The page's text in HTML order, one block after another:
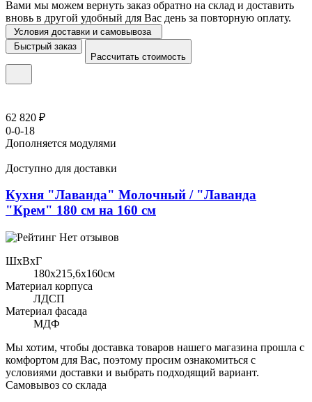
Вами мы можем вернуть заказ обратно на склад и доставить
вновь в другой удобный для Вас день за повторную оплату.
Условия доставки и самовывоза
Быстрый заказ
Рассчитать стоимость
62 820 ₽
0-0-18
Дополняется модулями
Доступно для доставки
Кухня "Лаванда" Молочный / "Лаванда
"Крем" 180 см на 160 см
Нет отзывов
ШхВхГ
180x215,6х160см
Материал корпуса
ЛДСП
Материал фасада
МДФ
Мы хотим, чтобы доставка товаров нашего магазина прошла с
комфортом для Вас, поэтому просим ознакомиться с
условиями доставки и выбрать подходящий вариант.
Самовывоз со склада